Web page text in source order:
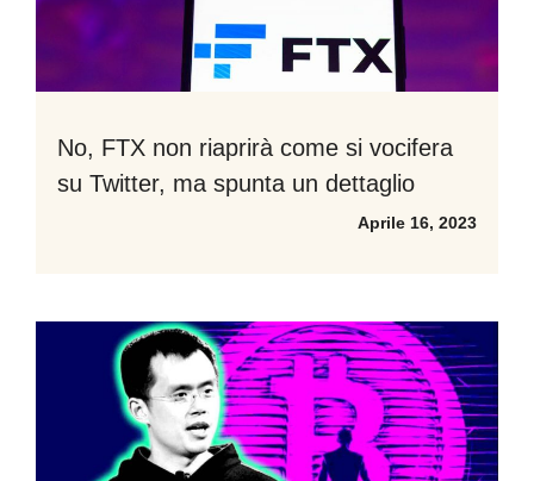
No, FTX non riaprirà come si vocifera
su Twitter, ma spunta un dettaglio
Aprile 16, 2023